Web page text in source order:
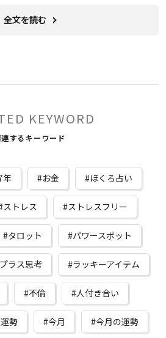
全文を読む
KEYWORD
するキーワード
年 お金 ほくろ占い
ストレス ストレスフリー
タロット パワースポット
プラス思考 ラッキーアイテム
不倫 人付き合い
勢 今月 今月の運勢